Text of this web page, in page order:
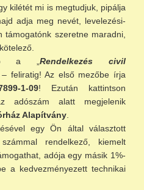
kilétét mi is megtudjuk, pipálja
adja meg nevét, levelezési-
támogatónk szeretne maradni,
a „Rendelkezés civil
– feliratig! Az első mezőbe írja
1-09! Ezután kattintson
alatt megjelenik
Alapítvány.
egy Ön által választott
rendelkező, kiemelt
adója egy másik 1%-
a kedvezményezett technikai